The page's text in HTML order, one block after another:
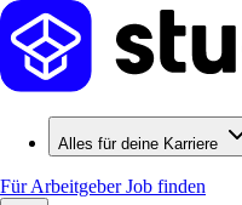
Alles für deine Karriere
Für ArbeitgeberJob finden